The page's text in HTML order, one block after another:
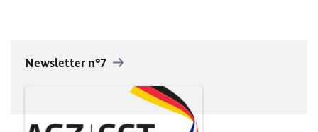
Newsletter n°7